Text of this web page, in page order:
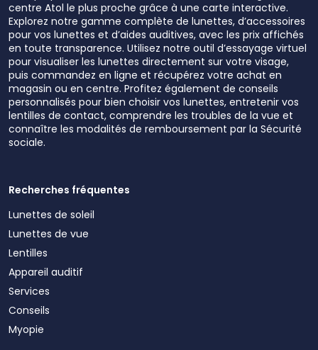
centre Atol le plus proche grâce à une carte interactive.
Explorez notre gamme complète de lunettes, d’accessoires
pour vos lunettes et d’aides auditives, avec les prix affichés
en toute transparence. Utilisez notre outil d’essayage virtuel
pour visualiser les lunettes directement sur votre visage,
puis commandez en ligne et récupérez votre achat en
magasin ou en centre. Profitez également de conseils
personnalisés pour bien choisir vos lunettes, entretenir vos
lentilles de contact, comprendre les troubles de la vue et
connaître les modalités de remboursement par la Sécurité
sociale.
Recherches fréquentes
Lunettes de soleil
Lunettes de vue
Lentilles
Appareil auditif
Services
Conseils
Myopie